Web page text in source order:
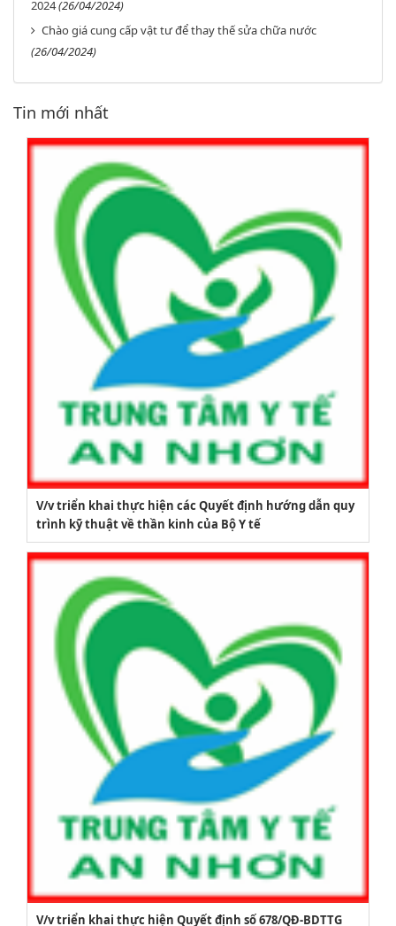
2024(26/04/2024)
Chào giá cung cấp vật tư để thay thế sửa chữa nước
(26/04/2024)
Tin mới nhất
V/v triển khai thực hiện các Quyết định hướng dẫn quy
trình kỹ thuật về thần kinh của Bộ Y tế
V/v triển khai thực hiện Quyết định số 678/QĐ-BDTTG